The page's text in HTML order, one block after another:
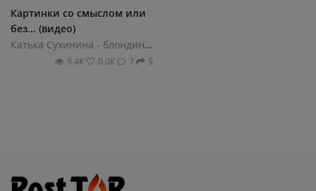
Картинки со смыслом или
без... (видео)
Катька Сухинина - блондинка на колесах
9.4К 0.0К 7 9